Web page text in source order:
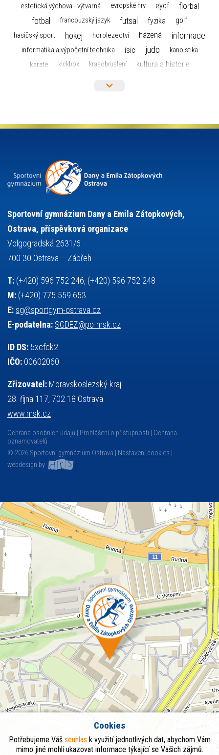
estetická výchova - výtvarná evropské hry eyof florbal
fotbal francouzský jazyk futsal fyzika golf
hasičský sport hokej horolezectví házená informace
informatika a výpočetní technika isic judo
kanoistika
karate
kickbox krasobruslení
kultura a historie
olympiáda dětí a mládeže organizace plavání
snowboarding
sportovní gymnastika sportovní lezení
stolní tenis střelba
teorie sportovní přípravy
tělesná výchova
událost
volejbal
vybavení vysvědčení vzpírání
výuka všesportovní výcvikový kurz
základy společenských věd
Sportovní gymnázium Dany a Emila Zátopkových,
Ostrava, příspěvková organizace
Volgogradská 2631/6
700 30 Ostrava – Zábřeh
T: (+420) 596 752 246, (+420) 596 752 248
M: (+420) 775 559 653
E: sg@sportgym-ostrava.cz
E-podatelna: SGDEZ@po-msk.cz
ID DS: 5xcfck2
IČO: 00602060
Zřizovatel: Moravskoslezský kraj
28. října 117, 702 18 Ostrava
www.msk.cz
Ochrana osobních údajů Prohlášení o přístupnosti
Ochrana
oznamovatelů
© 2026 Sportovní gymnázium Ostrava |
Nastavení cookies
webdesign by
Cookies
Potřebujeme Váš souhlas k využití jednotlivých dat, abychom Vám
mimo jiné mohli ukazovat informace týkající se Vašich zájmů.